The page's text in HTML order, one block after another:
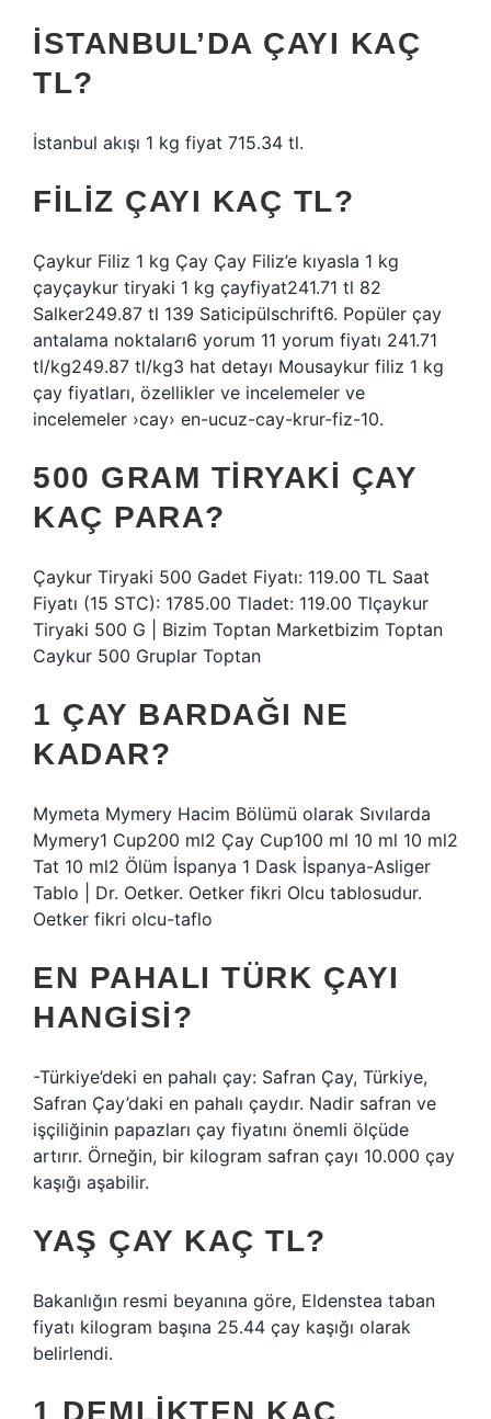
İSTANBUL’DA ÇAYI KAÇ
TL?
İstanbul akışı 1 kg fiyat 715.34 tl.
FILIZ ÇAYI KAÇ TL?
Çaykur Filiz 1 kg Çay Çay Filiz’e kıyasla 1 kg
çayçaykur tiryaki 1 kg çayfiyat241.71 tl 82
Salker249.87 tl 139 Saticipülschrift6. Popüler çay
antalama noktaları6 yorum 11 yorum fiyatı 241.71
tl/kg249.87 tl/kg3 hat detayı Mousaykur filiz 1 kg
çay fiyatları, özellikler ve incelemeler ve
incelemeler ›cay› en-ucuz-cay-krur-fiz-10.
500 GRAM TIRYAKI ÇAY
KAÇ PARA?
Çaykur Tiryaki 500 Gadet Fiyatı: 119.00 TL Saat
Fiyatı (15 STC): 1785.00 Tladet: 119.00 Tlçaykur
Tiryaki 500 G | Bizim Toptan Marketbizim Toptan
Caykur 500 Gruplar Toptan
1 ÇAY BARDAĞI NE
KADAR?
Mymeta Mymery Hacim Bölümü olarak Sıvılarda
Mymery1 Cup200 ml2 Çay Cup100 ml 10 ml 10 ml2
Tat 10 ml2 Ölüm İspanya 1 Dask İspanya-Asliger
Tablo | Dr. Oetker. Oetker fikri Olcu tablosudur.
Oetker fikri olcu-taflo
EN PAHALI TÜRK ÇAYI
HANGISI?
-Türkiye’deki en pahalı çay: Safran Çay, Türkiye,
Safran Çay’daki en pahalı çaydır. Nadir safran ve
işçiliğinin papazları çay fiyatını önemli ölçüde
artırır. Örneğin, bir kilogram safran çayı 10.000 çay
kaşığı aşabilir.
YAŞ ÇAY KAÇ TL?
Bakanlığın resmi beyanına göre, Eldenstea taban
fiyatı kilogram başına 25.44 çay kaşığı olarak
belirlendi.
1 DEMLIKTEN KAÇ